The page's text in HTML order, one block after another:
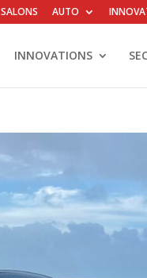
SALONS AUTO
INNOVATIONS